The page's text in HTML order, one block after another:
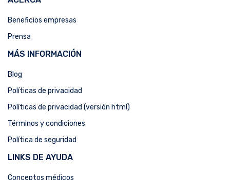
Beneficios empresas
Prensa
MÁS INFORMACIÓN
Blog
Políticas de privacidad
Políticas de privacidad (versión html)
Términos y condiciones
Política de seguridad
LINKS DE AYUDA
Conceptos médicos